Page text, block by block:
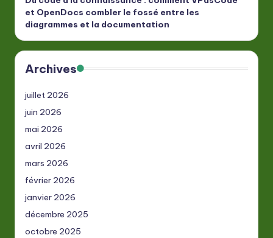
et OpenDocs combler le fossé entre les
diagrammes et la documentation
Archives
juillet 2026
juin 2026
mai 2026
avril 2026
mars 2026
février 2026
janvier 2026
décembre 2025
octobre 2025